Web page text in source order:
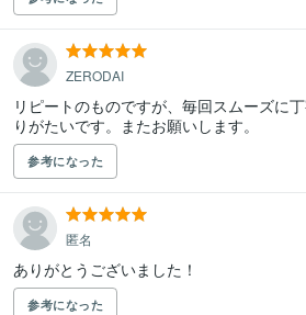
ZERODAI
リピートのものですが、毎回スムーズに
りがたいです。またお願いします。
参考になった
匿名
ありがとうございました！
参考になった